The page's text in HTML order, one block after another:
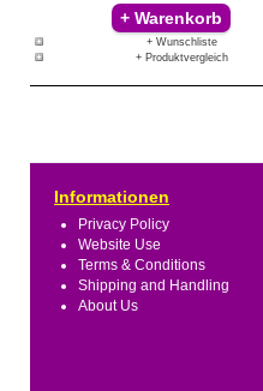
+ Wunschliste
+ Produktvergleich
Informationen
Privacy Policy
Website Use
Terms & Conditions
Shipping and Handling
About Us